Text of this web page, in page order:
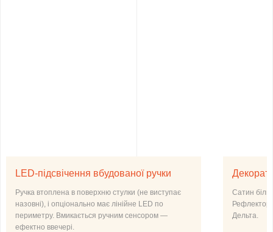
LED-підсвічення вбудованої ручки
Ручка втоплена в поверхню стулки (не виступає
назовні), і опціонально має лінійне LED по
периметру. Вмикається ручним сенсором —
ефектно ввечері.
Сатин
Рефлектор
Дельта.